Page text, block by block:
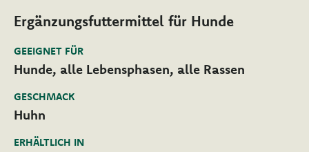
Ergänzungsfuttermittel für Hunde
GEEIGNET FÜR
Hunde, alle Lebensphasen, alle Rassen
GESCHMACK
Huhn
ERHÄLTLICH IN